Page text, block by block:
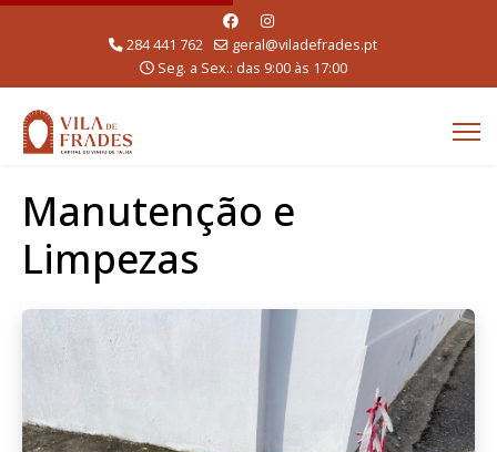
284 441 762
geral@viladefrades.pt
Seg. a Sex.: das 9:00 às 17:00
Manutenção e
Limpezas